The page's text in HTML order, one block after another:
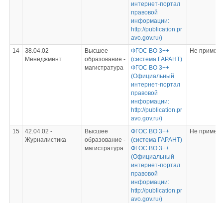
интернет-портал
правовой
информации:
http://publication.pr
avo.gov.ru/)
14
З8.04.02 -
Менеджмент
Высшее
образование -
магистратура
ФГОС ВО 3++
(система ГАРАНТ)
ФГОС ВО 3++
(Официальный
интернет-портал
правовой
информации:
http://publication.pr
avo.gov.ru/)
Не
15
42.04.02 -
Журналистика
Высшее
образование -
магистратура
ФГОС ВО 3++
(система ГАРАНТ)
ФГОС ВО 3++
(Официальный
интернет-портал
правовой
информации:
http://publication.pr
avo.gov.ru/)
Не